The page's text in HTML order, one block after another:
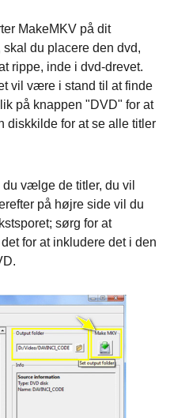
MakeMKV på dit
skal du placere den dvd,
rippe, inde i dvd-drevet.
vil være i stand til at finde
på knappen "DVD" for at
diskkilde for at se alle titler
du vælge de titler, du vil
på højre side vil du
sørg for at
for at inkludere det i den